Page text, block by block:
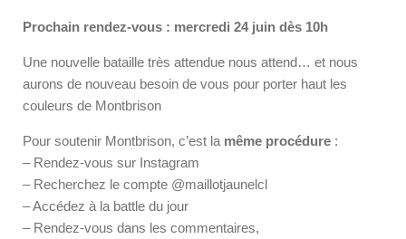
Prochain rendez-vous : mercredi 24 juin dès 10h
Une nouvelle bataille très attendue nous attend… et nous
aurons de nouveau besoin de vous pour porter haut les
couleurs de Montbrison
Pour soutenir Montbrison, c’est la même procédure :
– Rendez-vous sur Instagram
– Recherchez le compte @maillotjaunelcl
– Accédez à la battle du jour
– Rendez-vous dans les commentaires,